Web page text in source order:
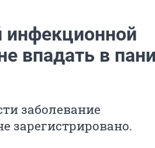
инфекционной
впадать в
заболевание
зарегистрировано.